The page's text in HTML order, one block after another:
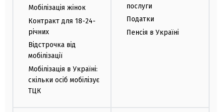
Мобілізація жінок
Контракт для 18-24-
річних
Відстрочка від
мобілізації
Мобілізація в Україні:
скільки осіб мобілізує
ТЦК
послуги
Податки
Пенсія в Україні